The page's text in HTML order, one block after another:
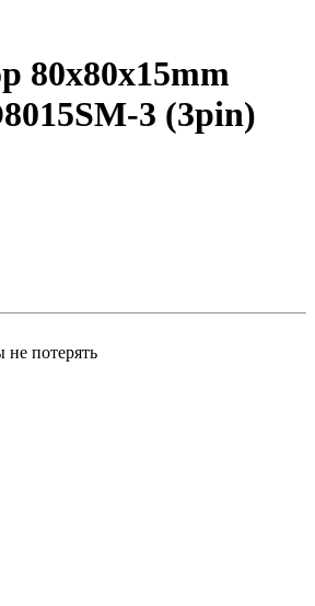
80x80x15mm
3 (3pin)
не потерять